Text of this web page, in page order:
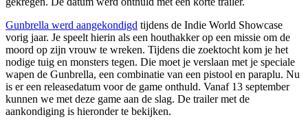
Gunbrella werd aangekondigd tijdens de Indie World Showcase
vorig jaar. Je speelt hierin als een houthakker op een missie om de
moord op zijn vrouw te wreken. Tijdens die zoektocht kom je het
nodige tuig en monsters tegen. Die moet je verslaan met je speciale
wapen de Gunbrella, een combinatie van een pistool en paraplu. Nu
is er een releasedatum voor de game onthuld. Vanaf 13 september
kunnen we met deze game aan de slag. De trailer met de
aankondiging is hieronder te bekijken.